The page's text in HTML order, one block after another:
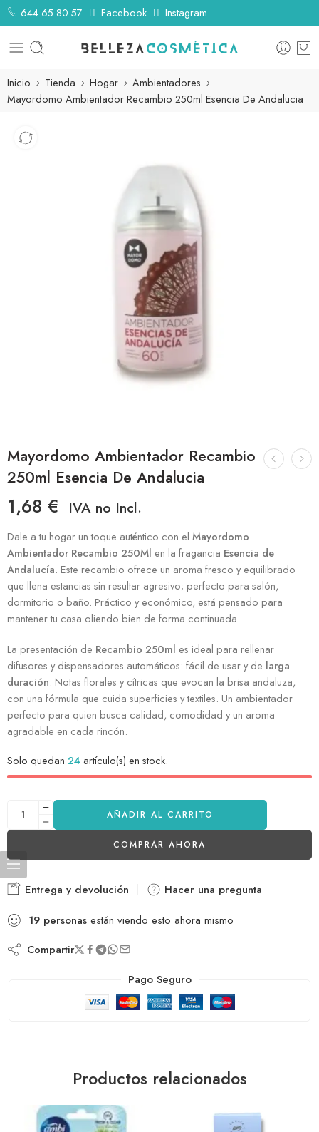
644 65 80 57 Facebook Instagram
Inicio Tienda Hogar
Ambientadores
Mayordomo Ambientador Recambio 250ml Esencia De Andalucia
Mayordomo Ambientador Recambio
250ml Esencia De Andalucia
1,68 € IVA no Incl.
Dale a tu hogar un toque auténtico con el Mayordomo
Ambientador Recambio 250Ml en la fragancia Esencia de
Andalucía. Este recambio ofrece un aroma fresco y equilibrado
que llena estancias sin resultar agresivo; perfecto para salón,
dormitorio o baño. Práctico y económico, está pensado para
mantener tu casa oliendo bien de forma continuada.
La presentación de Recambio 250ml es ideal para rellenar
difusores y dispensadores automáticos: fácil de usar y de larga
duración. Notas florales y cítricas que evocan la brisa andaluza,
con una fórmula que cuida superficies y textiles. Un ambientador
perfecto para quien busca calidad, comodidad y un aroma
agradable en cada rincón.
Solo quedan 24artículo(s) en stock.
AÑADIR AL CARRITO
COMPRAR AHORA
Entrega y devolución
Hacer una pregunta
19 personas están viendo esto ahora mismo
Compartir
Pago Seguro
Productos relacionados